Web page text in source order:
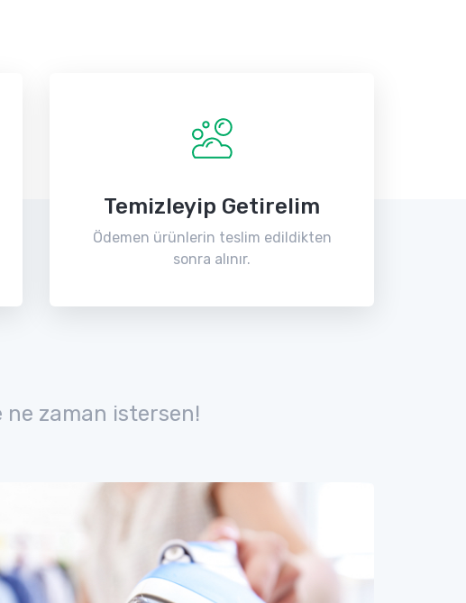
Temizleyip Getirelim
Ödemen ürünlerin teslim edildikten
sonra alınır.
zaman istersen!